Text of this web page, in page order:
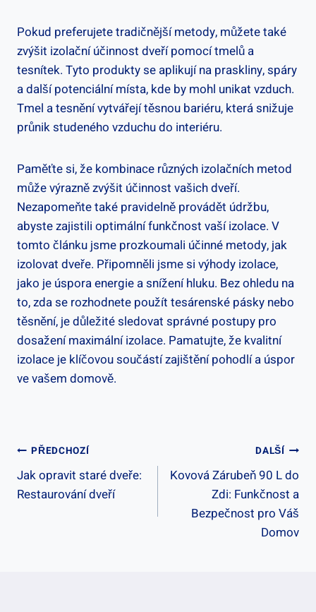
Pokud preferujete tradičnější metody, můžete také
zvýšit izolační účinnost dveří pomocí tmelů a
tesnítek. Tyto produkty se aplikují na praskliny, spáry
a další potenciální místa, kde by mohl unikat vzduch.
Tmel a tesnění vytvářejí těsnou bariéru, která snižuje
průnik studeného vzduchu do interiéru.
Paměťte si, že kombinace různých izolačních metod
může výrazně zvýšit účinnost vašich dveří.
Nezapomeňte také pravidelně provádět údržbu,
abyste zajistili optimální funkčnost vaší izolace. V
tomto článku jsme prozkoumali účinné metody, jak
izolovat dveře. Připomněli jsme si výhody izolace,
jako je úspora energie a snížení hluku. Bez ohledu na
to, zda se rozhodnete použít tesárenské pásky nebo
těsnění, je důležité sledovat správné postupy pro
dosažení maximální izolace. Pamatujte, že kvalitní
izolace je klíčovou součástí zajištění pohodlí a úspor
ve vašem domově.
Navigace
Pro
PŘEDCHOZÍ
Jak opravit staré dveře:
Restaurování dveří
DALŠÍ
Kovová Zárubeň 90 L do
Zdi: Funkčnost a
Bezpečnost pro Váš
Domov